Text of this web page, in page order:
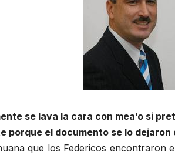
se lava la cara con mea’o si
porque el documento se lo
que los Federicos